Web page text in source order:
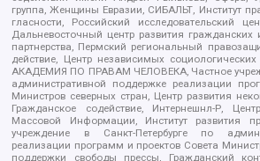
группа, Женщины Евразии, СИБАЛЬТ, Институт
гласности, Российский исследовательский
Дальневосточный центр развития гражданских
партнерства, Пермский региональный
действие, Центр независимых
АКАДЕМИЯ ПО ПРАВАМ ЧЕЛОВЕКА, Частное
административной поддержке реализации
Министров северных стран, Центр развития
Гражданское содействие, Интернешнл-Р,
Массовой Информации, Институт развития
учреждение в Санкт-Петербурге по
реализации программ и проектов Совета
поддержки свободы прессы, Гражданский